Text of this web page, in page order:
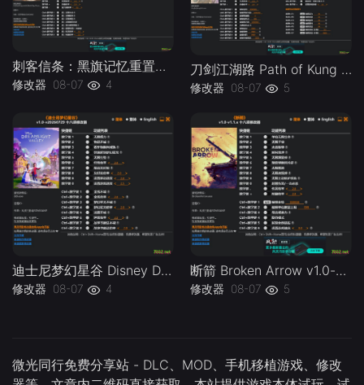
刺客信条：黑旗记忆重置Assassins Creed Black Flag Resynced v1.0-v1.0.x Plus 30 Trainer-单机修改器下载-仅支持迅雷（部分修改器仅支持本站游戏本体
修改器 08-07 4
刀剑江湖路 Path of Kung Fu v1.0 Plus 41 Trainer-单机修改器下载-仅支持迅雷（部分修改器仅支持本站游戏本体
修改器 08-07 5
迪士尼梦幻星谷 Disney Dreamlight Valley v1.0-v20260729 Plus 18 Trainer.-单机修改器下载-仅支持迅雷（部分修改器仅支持本站游戏本体
修改器 08-07 4
断箭 Broken Arrow v1.0-v1.1.x Plus 18 Trainer-单机修改器下载-仅支持迅雷（部分修改器仅支持本站游戏本体
修改器 08-07 5
微光同行免费分享站 - DLC、MOD、手机移植游戏、修改